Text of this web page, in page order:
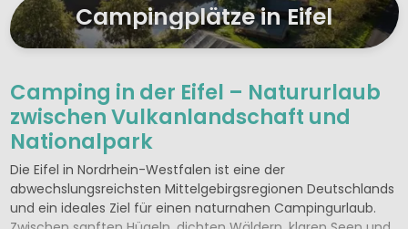
Campingplätze in Eifel
Camping in der Eifel – Natururlaub
zwischen Vulkanlandschaft und
Nationalpark
Die Eifel in Nordrhein-Westfalen ist eine der
abwechslungsreichsten Mittelgebirgsregionen Deutschlands
und ein ideales Ziel für einen naturnahen Campingurlaub.